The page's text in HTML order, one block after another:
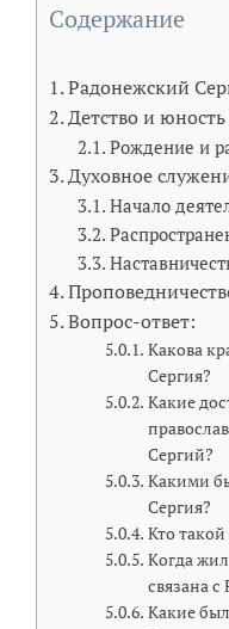
Содержание
Радонежский
Детство и юность
Рождение и
Духовное
Начало
Вопрос-ответ:
Какова
Сергия?
Какие
Сергий?
Какими
Сергия?
Кто
Когда
связана
Какие